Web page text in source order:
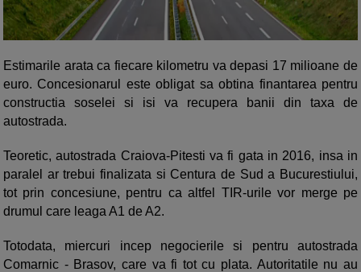
Estimarile arata ca fiecare kilometru va depasi 17 milioane de
euro. Concesionarul este obligat sa obtina finantarea pentru
constructia soselei si isi va recupera banii din taxa de
autostrada.
Teoretic, autostrada Craiova-Pitesti va fi gata in 2016, insa in
paralel ar trebui finalizata si Centura de Sud a Bucurestiului,
tot prin concesiune, pentru ca altfel TIR-urile vor merge pe
drumul care leaga A1 de A2.
Totodata, miercuri incep negocierile si pentru autostrada
Comarnic - Brasov, care va fi tot cu plata. Autoritatile nu au